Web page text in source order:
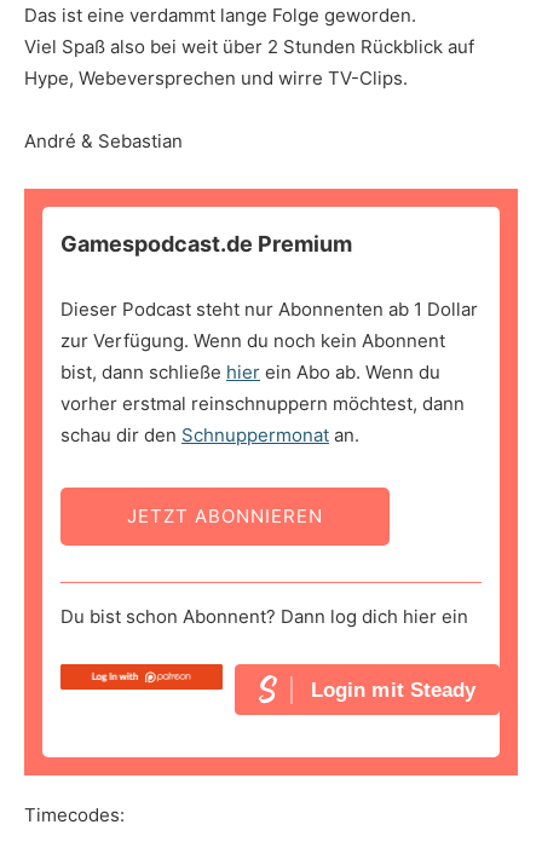
Das ist eine verdammt lange Folge geworden.
Viel Spaß also bei weit über 2 Stunden Rückblick auf
Hype, Webeversprechen und wirre TV-Clips.
André & Sebastian
Gamespodcast.de Premium
Dieser Podcast steht nur Abonnenten ab 1 Dollar
zur Verfügung. Wenn du noch kein Abonnent
bist, dann schließe hier ein Abo ab. Wenn du
vorher erstmal reinschnuppern möchtest, dann
schau dir den Schnuppermonat an.
JETZT ABONNIEREN
Du bist schon Abonnent? Dann log dich hier ein
Login mit Steady
Timecodes: